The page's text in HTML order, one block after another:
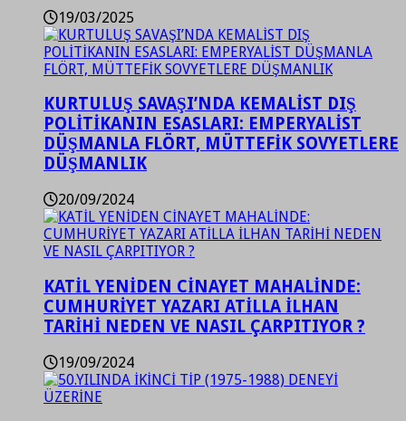
19/03/2025
KURTULUŞ SAVAŞI’NDA KEMALİST DIŞ
POLİTİKANIN ESASLARI: EMPERYALİST
DÜŞMANLA FLÖRT, MÜTTEFİK SOVYETLERE
DÜŞMANLIK
20/09/2024
KATİL YENİDEN CİNAYET MAHALİNDE:
CUMHURİYET YAZARI ATİLLA İLHAN
TARİHİ NEDEN VE NASIL ÇARPITIYOR ?
19/09/2024